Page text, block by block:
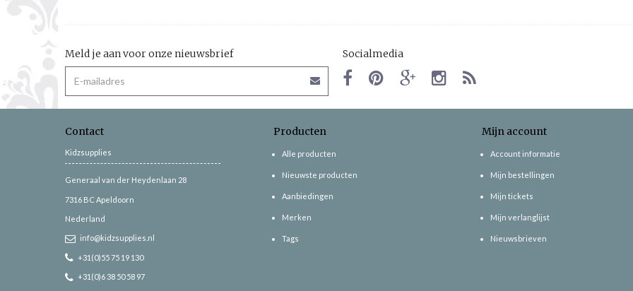
Meld je aan voor onze nieuwsbrief Socialmedia
Contact
Kidzsupplies
Generaal van der Heydenlaan 28
7316 BC Apeldoorn
Nederland
info@kidzsupplies.nl
+31(0)55 75 19 130
+31(0)6 38 50 58 97
Producten
Alle producten
Nieuwste producten
Aanbiedingen
Merken
Tags
Mijn account
Account informatie
Mijn bestellingen
Mijn tickets
Mijn verlanglijst
Nieuwsbrieven